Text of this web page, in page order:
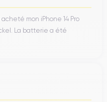
mon iPhone 14 Pro
La batterie a été